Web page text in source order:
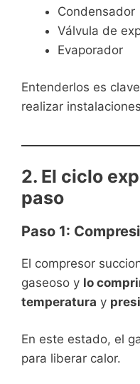
Condensador
Válvula de
Evaporador
Entenderlos es
realizar
2. El ciclo
paso
Paso 1:
El compresor
gaseoso y lo
temperatura y
En este estado, el
para liberar calor.